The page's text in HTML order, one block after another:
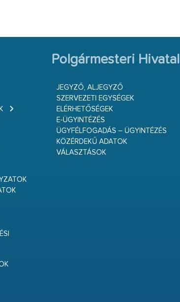
Polgármesteri Hivatal
JEGYZŐ, ALJEGYZŐ
SZERVEZETI EGYSÉGEK
ELÉRHETŐSÉGEK
E-ÜGYINTÉZÉS
ÜGYFÉLFOGADÁS – ÜGYINTÉZÉS
KÖZÉRDEKŰ ADATOK
VÁLASZTÁSOK